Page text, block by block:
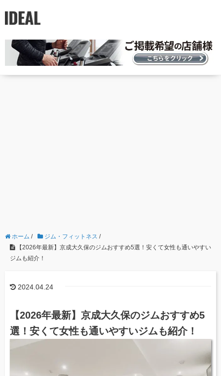
ホーム / ジム・フィットネス /
【2026年最新】京成大久保のジムおすすめ5選！安くて女性も通いやすい
ジムも紹介！
2024.04.24
【2026年最新】京成大久保のジムおすすめ5
選！安くて女性も通いやすいジムも紹介！